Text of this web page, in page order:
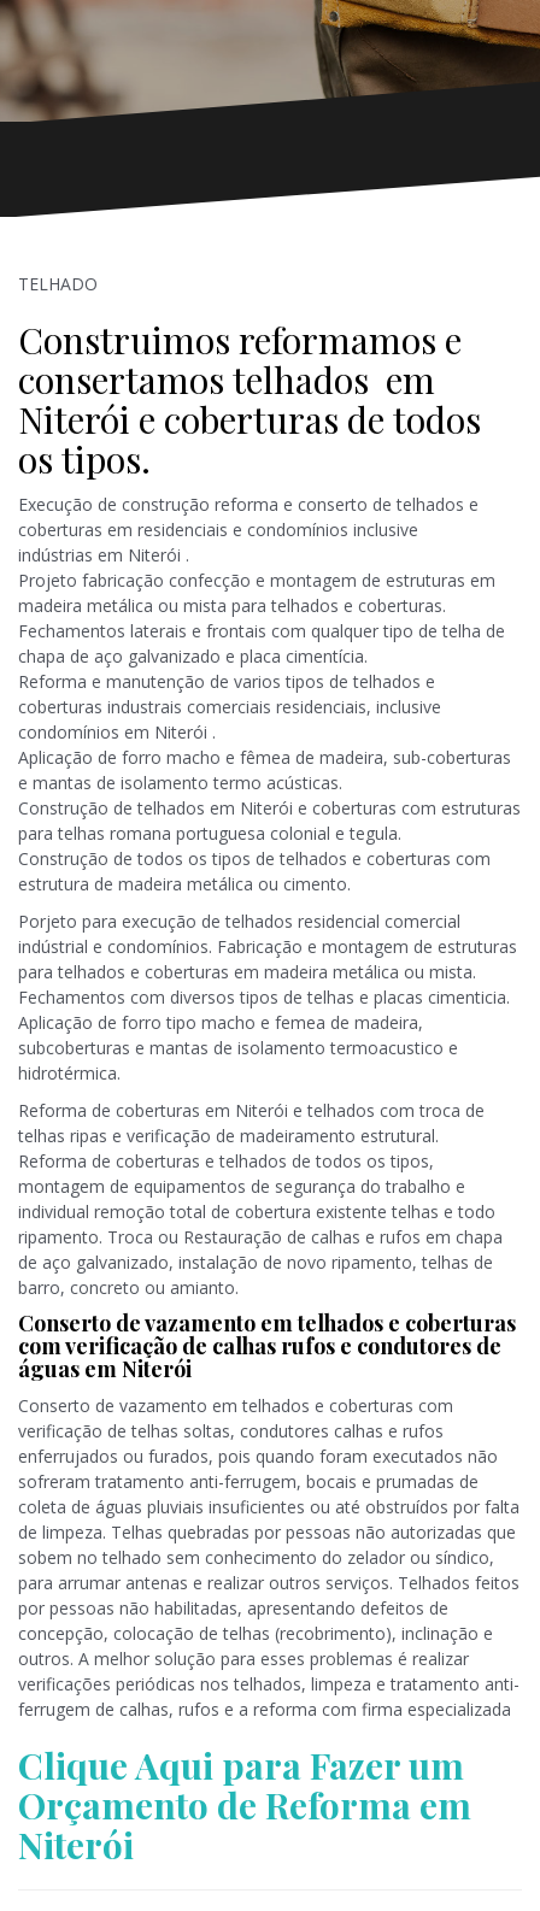
TELHADO
Construimos reformamos e
consertamos telhados em
Niterói e coberturas de todos
os tipos.
Execução de construção reforma e conserto de telhados e
coberturas em residenciais e condomínios inclusive
indústrias em Niterói .
Projeto fabricação confecção e montagem de estruturas em
madeira metálica ou mista para telhados e coberturas.
Fechamentos laterais e frontais com qualquer tipo de telha de
chapa de aço galvanizado e placa cimentícia.
Reforma e manutenção de varios tipos de telhados e
coberturas industrais comerciais residenciais, inclusive
condomínios em Niterói .
Aplicação de forro macho e fêmea de madeira, sub-coberturas
e mantas de isolamento termo acústicas.
Construção de telhados em Niterói e coberturas com estruturas
para telhas romana portuguesa colonial e tegula.
Construção de todos os tipos de telhados e coberturas com
estrutura de madeira metálica ou cimento.
Porjeto para execução de telhados residencial comercial
indústrial e condomínios. Fabricação e montagem de estruturas
para telhados e coberturas em madeira metálica ou mista.
Fechamentos com diversos tipos de telhas e placas cimenticia.
Aplicação de forro tipo macho e femea de madeira,
subcoberturas e mantas de isolamento termoacustico e
hidrotérmica.
Reforma de coberturas em Niterói e telhados com troca de
telhas ripas e verificação de madeiramento estrutural.
Reforma de coberturas e telhados de todos os tipos,
montagem de equipamentos de segurança do trabalho e
individual remoção total de cobertura existente telhas e todo
ripamento. Troca ou Restauração de calhas e rufos em chapa
de aço galvanizado, instalação de novo ripamento, telhas de
barro, concreto ou amianto.
Conserto de vazamento em telhados e coberturas
com verificação de calhas rufos e condutores de
águas em Niterói
Conserto de vazamento em telhados e coberturas com
verificação de telhas soltas, condutores calhas e rufos
enferrujados ou furados, pois quando foram executados não
sofreram tratamento anti-ferrugem, bocais e prumadas de
coleta de águas pluviais insuficientes ou até obstruídos por falta
de limpeza. Telhas quebradas por pessoas não autorizadas que
sobem no telhado sem conhecimento do zelador ou síndico,
para arrumar antenas e realizar outros serviços. Telhados feitos
por pessoas não habilitadas, apresentando defeitos de
concepção, colocação de telhas (recobrimento), inclinação e
outros. A melhor solução para esses problemas é realizar
verificações periódicas nos telhados, limpeza e tratamento anti-
ferrugem de calhas, rufos e a reforma com firma especializada
Clique Aqui para Fazer um
Orçamento de Reforma em
Niterói